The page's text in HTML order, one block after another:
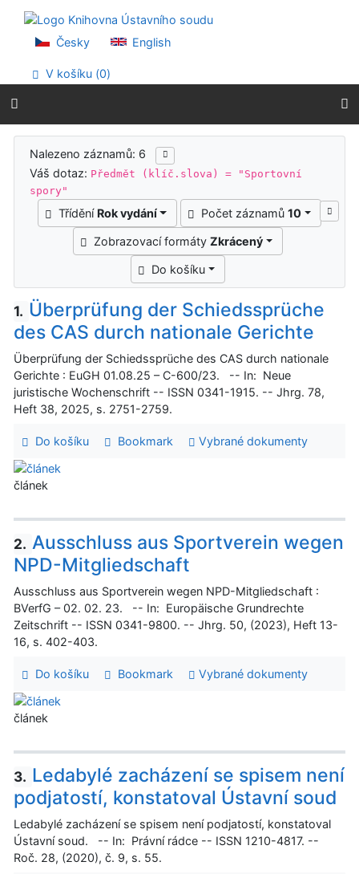
Přejít na menu
Prohlášení o webové přístupnosti
Česky English
V košíku (0)
Výsledky vyhledávání
Nalezeno záznamů: 6
Váš dotaz: Předmět (klíč.slova) = "Sportovní
spory"
Třídění Rok vydání Počet záznamů 10
Zobrazovací formáty Zkrácený
Do košíku
1. Überprüfung der Schiedssprüche
des CAS durch nationale Gerichte
Überprüfung der Schiedssprüche des CAS durch nationale
Gerichte : EuGH 01.08.25 – C-600/23. -- In: Neue
juristische Wochenschrift -- ISSN 0341-1915. -- Jhrg. 78,
Heft 38, 2025, s. 2751-2759.
Do košíku Bookmark Vybrané dokumenty
článek
2. Ausschluss aus Sportverein wegen
NPD-Mitgliedschaft
Ausschluss aus Sportverein wegen NPD-Mitgliedschaft :
BVerfG – 02. 02. 23. -- In: Europäische Grundrechte
Zeitschrift -- ISSN 0341-9800. -- Jhrg. 50, (2023), Heft 13-
16, s. 402-403.
Do košíku Bookmark Vybrané dokumenty
článek
3. Ledabylé zacházení se spisem není
podjatostí, konstatoval Ústavní soud
Ledabylé zacházení se spisem není podjatostí, konstatoval
Ústavní soud. -- In: Právní rádce -- ISSN 1210-4817. --
Roč. 28, (2020), č. 9, s. 55.